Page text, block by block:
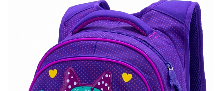
ПЛЯШКИ ДЛЯ ВОДИ
SCHOOL STANDARD
SKYNAME